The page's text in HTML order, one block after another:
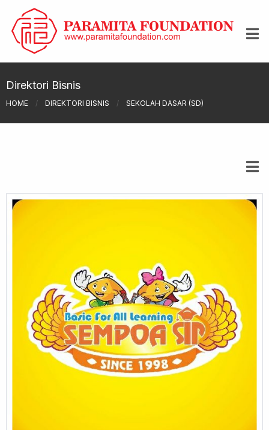
Direktori Bisnis
HOME / DIREKTORI BISNIS / SEKOLAH DASAR (SD)